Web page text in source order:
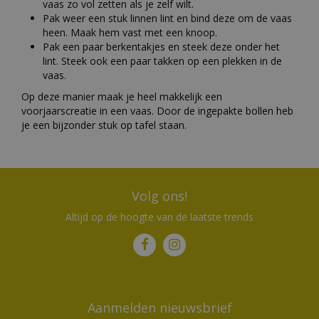
vaas zo vol zetten als je zelf wilt.
Pak weer een stuk linnen lint en bind deze om de vaas
heen. Maak hem vast met een knoop.
Pak een paar berkentakjes en steek deze onder het
lint. Steek ook een paar takken op een plekken in de
vaas.
Op deze manier maak je heel makkelijk een
voorjaarscreatie in een vaas. Door de ingepakte bollen heb
je een bijzonder stuk op tafel staan.
Volg ons!
Altijd op de hoogte van de laatste trends
Aanmelden nieuwsbrief